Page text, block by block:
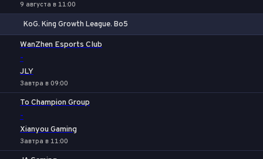
9 августа в 11:00
KoG. King Growth League. Bo5
WanZhen Esports Club
-
JLY
Завтра в 09:00
To Champion Group
-
Xianyou Gaming
Завтра в 11:00